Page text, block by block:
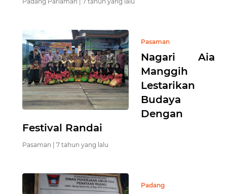
Pasaman
Nagari Aia
Manggih
Lestarikan
Budaya
Dengan
Festival Randai
Pasaman | 7 tahun yang lalu
Padang